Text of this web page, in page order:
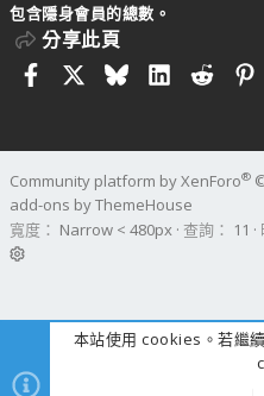
包含隱身會員的總數。
分享此頁
FacebookBlueskyLinkedIn
Reddit
Community platform by XenForo®
add-ons by ThemeHouse
寬度
查詢 11
本站使用 cookies。若繼